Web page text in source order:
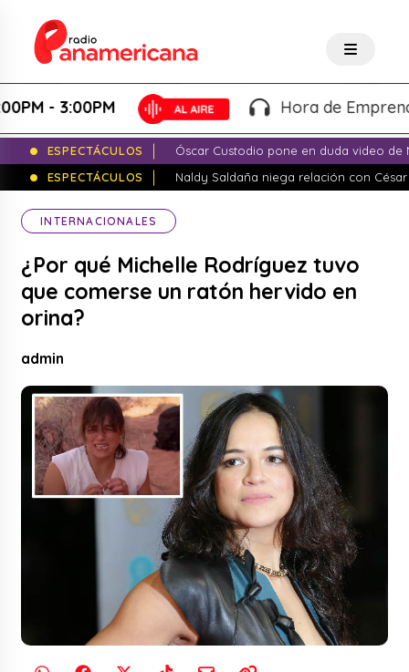
- 3:00PM Hora de Emprender
ESPECTÁCULOS
Óscar Custodio pone en duda video de
ESPECTÁCULOS
Naldy Saldaña niega relación con
INTERNACIONALES
¿Por qué Michelle Rodríguez tuvo
que comerse un ratón hervido en
orina?
admin